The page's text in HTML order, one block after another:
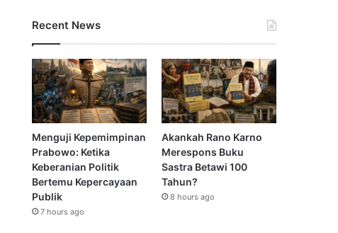
Recent News
Menguji Kepemimpinan
Prabowo: Ketika
Keberanian Politik
Bertemu Kepercayaan
Publik
7 hours ago
Akankah Rano Karno
Merespons Buku
Sastra Betawi 100
Tahun?
8 hours ago